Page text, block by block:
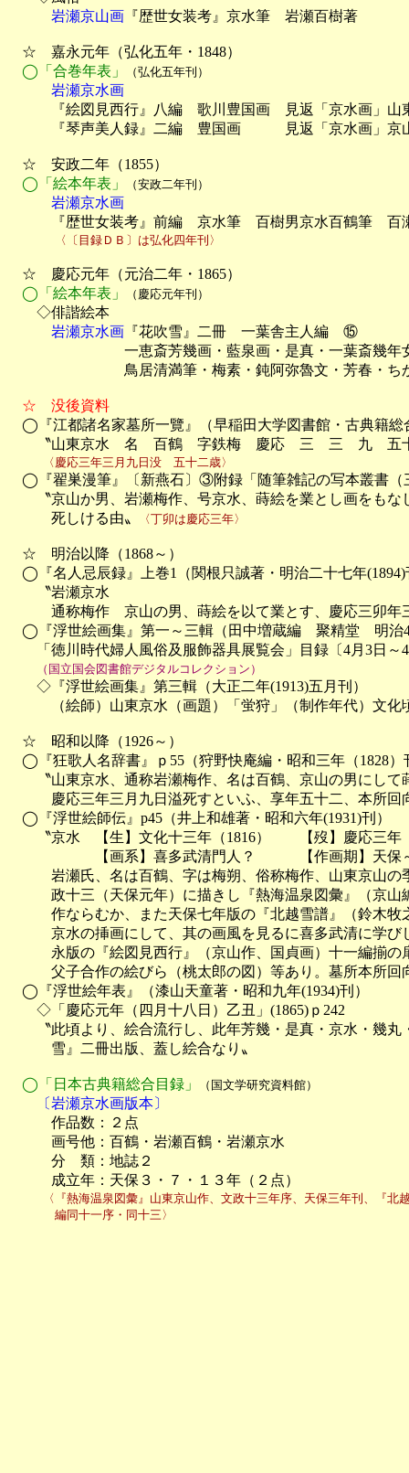
岩瀬京山画 『歴世女装考』京水筆　岩瀬百樹著
☆　嘉永元年（弘化五年・1848）
◯「合巻年表」
（弘化五年刊）
岩瀬京水画
『絵図見西行』八編　歌川豊国画　見返「京水画」山
『琴声美人録』二編　豊国画　　　見返「京水画」京
☆　安政二年（1855）
◯「絵本年表」
（安政二年刊）
岩瀬京水画
『歴世女装考』前編　京水筆　百樹男京水百鶴筆　百
〈〔目録ＤＢ〕は弘化四年刊〉
☆　慶応元年（元治二年・1865）
◯「絵本年表」
（慶応元年刊）
◇俳諧絵本
岩瀬京水画 『花吹雪』二冊　一葉舎主人編　⑮
一恵斎芳幾画・藍泉画・是真・一葉斎幾年女画
鳥居清満筆・梅素・鈍阿弥魯文・芳春・ちか
☆　没後資料
◯『江都諸名家墓所一覽』（早稲田大学図書館・古典籍総
〝山東京水　名　百鶴　字鉄梅　慶応　三　三　九　五
〈慶応三年三月九日没　五十二歳〉
◯『翟巣漫筆』〔新燕石〕③附録「随筆雑記の写本叢書（
〝京山か男、岩瀬梅作、号京水、蒔絵を業とし画をもな
死しける由〟
〈丁卯は慶応三年〉
☆　明治以降（1868～）
◯『名人忌辰録』上巻1（関根只誠著・明治二十七年(1894)
〝岩瀬京水
通称梅作　京山の男、蒔絵を以て業とす、慶応三卯年
◯『浮世絵画集』第一～三輯（田中増蔵編　聚精堂　明治
「徳川時代婦人風俗及服飾器具展覧会」目録〔4月3日～4
（国立国会図書館デジタルコレクション）
◇『浮世絵画集』第三輯（大正二年(1913)五月刊）
（絵師）山東京水（画題）「蛍狩」（制作年代）文化
☆　昭和以降（1926～）
◯『狂歌人名辞書』ｐ55（狩野快庵編・昭和三年（1828）
〝山東京水、通称岩瀬梅作、名は百鶴、京山の男にして
慶応三年三月九日溢死すといふ、享年五十二、本所回
◯『浮世絵師伝』p45（井上和雄著・昭和六年(1931)刊）
〝京水　【生】文化十三年（1816）　　【歿】慶応三年
【画系】喜多武清門人？　　　【作画期】天保
岩瀬氏、名は百鶴、字は梅朔、俗称梅作、山東京山の
政十三（天保元年）に描きし『熱海温泉図彙』（京山
作ならむか、また天保七年版の『北越雪譜』（鈴木牧
京水の挿画にして、其の画風を見るに喜多武清に学び
永版の『絵図見西行』（京山作、国貞画）十一編揃の
父子合作の絵びら（桃太郎の図）等あり。墓所本所回
◯『浮世絵年表』（漆山天童著・昭和九年(1934)刊）
◇「慶応元年（四月十八日）乙丑」(1865)ｐ242
〝此頃より、絵合流行し、此年芳幾・是真・京水・幾丸
雪』二冊出版、蓋し絵合なり〟
◯「日本古典籍総合目録」 （国文学研究資料館）
〔岩瀬京水画版本〕
作品数：２点
画号他：百鶴・岩瀬百鶴・岩瀬京水
分　類：地誌２
成立年：天保３・７・１３年（２点）
〈『熱海温泉図彙』山東京山作、文政十三年序、天保三年刊、『北越
編同十一序・同十三〉